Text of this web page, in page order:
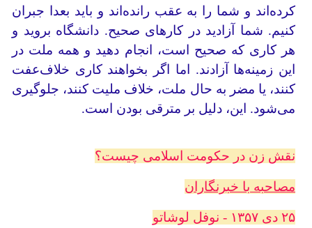
کرده‌اند و شما را به عقب رانده‌اند و باید بعدا جبران
کنیم. شما آزادید در کارهای صحیح. دانشگاه بروید و
هر کاری که صحیح است، انجام دهید و همه ملت در
این زمینه‌ها آزادند. اما اگر بخواهند کاری خلاف‌عفت
کنند، یا مضر به حال ملت، خلاف ملیت کنند، جلوگیری
می‌شود. این، دلیل بر مترقی بودن است.
نقش زن در حکومت اسلامی چیست؟
مصاحبه با خبرنگاران
۲۵ دی ۱۳۵۷ - نوفل لوشاتو